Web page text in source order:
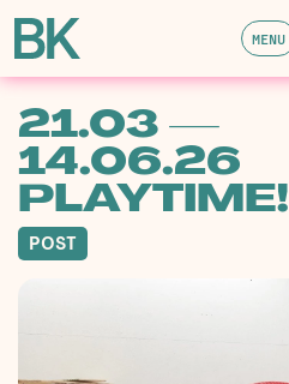
MENU
21.03 —
14.06.26
PLAYTIME!
POST